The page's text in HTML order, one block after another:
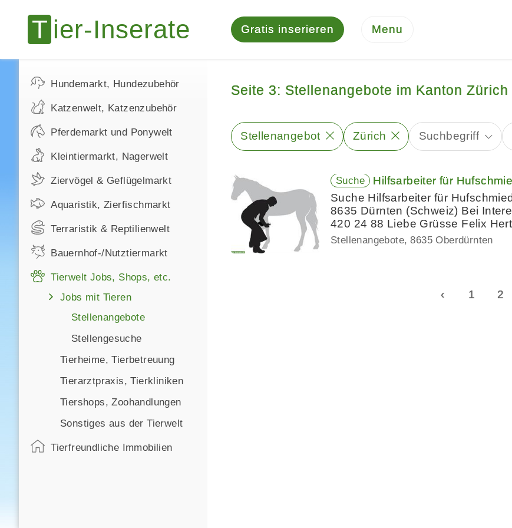
Gratis inserieren Menu
Hundemarkt, Hundezubehör
Katzenwelt, Katzenzubehör
Pferdemarkt und Ponywelt
Kleintiermarkt, Nagerwelt
Ziervögel & Geflügelmarkt
Aquaristik, Zierfischmarkt
Terraristik & Reptilienwelt
Bauernhof-/Nutztiermarkt
Tierwelt Jobs, Shops, etc.
Jobs mit Tieren
Stellenangebote
Stellengesuche
Tierheime, Tierbetreuung
Tierarztpraxis, Tierkliniken
Tiershops, Zoohandlungen
Sonstiges aus der Tierwelt
Tierfreundliche Immobilien
Seite 3: Stellenangebote im Kanton Zürich
Stellenangebot Zürich Suchbegriff
Suche
Hilfsarbeiter für
Suche Hilfsarbeiter für
8635 Dürnten (Schweiz) Bei
420 24 88 Liebe Grüsse Felix
Stellenangebote 8635 Oberdürnten
‹ 1 2